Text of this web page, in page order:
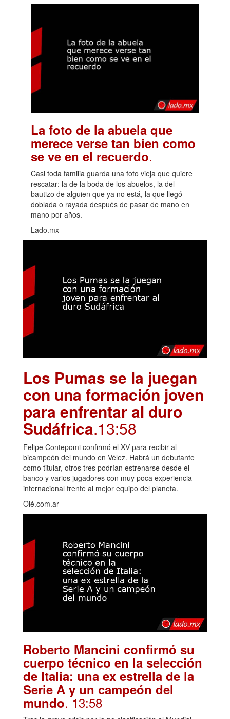
La foto de la abuela que
merece verse tan bien como
se ve en el recuerdo.
Casi toda familia guarda una foto vieja que quiere
rescatar: la de la boda de los abuelos, la del
bautizo de alguien que ya no está, la que llegó
doblada o rayada después de pasar de mano en
mano por años.
Lado.mx
Los Pumas se la juegan
con una formación joven
para enfrentar al duro
Sudáfrica.13:58
Felipe Contepomi confirmó el XV para recibir al
bicampeón del mundo en Vélez. Habrá un debutante
como titular, otros tres podrían estrenarse desde el
banco y varios jugadores con muy poca experiencia
internacional frente al mejor equipo del planeta.
Olé.com.ar
Roberto Mancini confirmó su
cuerpo técnico en la selección
de Italia: una ex estrella de la
Serie A y un campeón del
mundo. 13:58